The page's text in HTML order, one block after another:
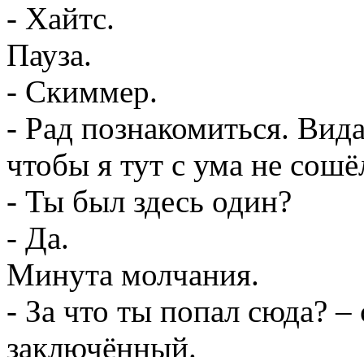
- Хайтс.
Пауза.
- Скиммер.
- Рад познакомиться.
чтобы я тут с ума не
- Ты был здесь один?
- Да.
Минута молчания.
- За что ты попал сюда?
заключённый.